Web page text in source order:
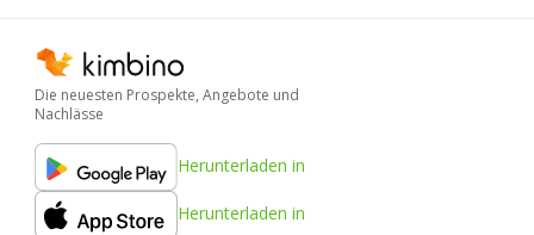
Die neuesten Prospekte, Angebote und
Nachlässe
Herunterladen in
Herunterladen in